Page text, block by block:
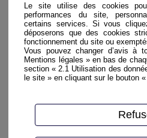
Le site utilise des cookies
performances du site,
certains services. Si vous
déposerons que des cookies
fonctionnement du site ou
Vous pouvez changer d’avis à
Mentions légales » en bas de
section « 2.1 Utilisation des
le site » en cliquant sur le bouton